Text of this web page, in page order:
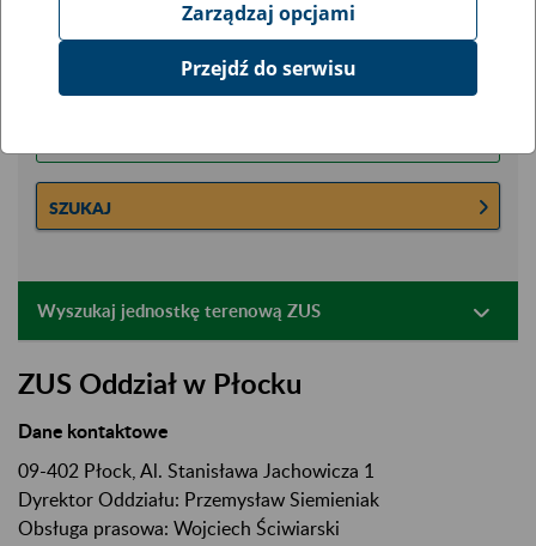
Wpisz kod pocztowy:
SZUKAJ
Wyszukaj jednostkę terenową ZUS
ZUS Oddział w Płocku
Dane kontaktowe
09-402 Płock, Al. Stanisława Jachowicza 1
Dyrektor Oddziału: Przemysław Siemieniak
Obsługa prasowa: Wojciech Ściwiarski
Zarządzaj opcjami
Przejdź do serwisu